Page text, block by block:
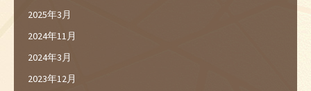
2025年3月
2024年11月
2024年3月
2023年12月